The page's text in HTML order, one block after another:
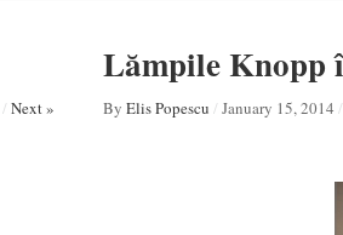
Lămpile Knopp
/ Next » By Elis Popescu / January 15, 2014 /